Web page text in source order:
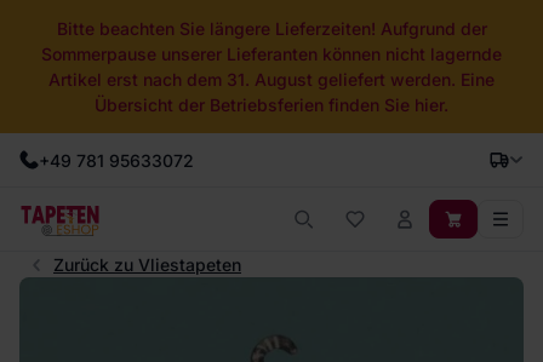
Bitte beachten Sie längere Lieferzeiten! Aufgrund der
Sommerpause unserer Lieferanten können nicht lagernde
Artikel erst nach dem 31. August geliefert werden. Eine
Übersicht der Betriebsferien finden Sie hier.
+49 781 95633072
Zurück zu Vliestapeten